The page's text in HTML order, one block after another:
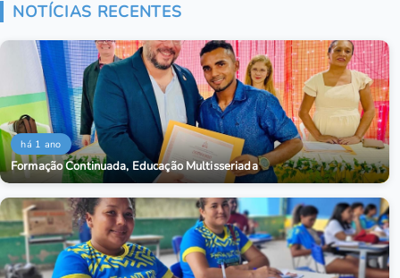
NOTÍCIAS RECENTES
há 1 ano
Formação Continuada, Educação Multisseriada